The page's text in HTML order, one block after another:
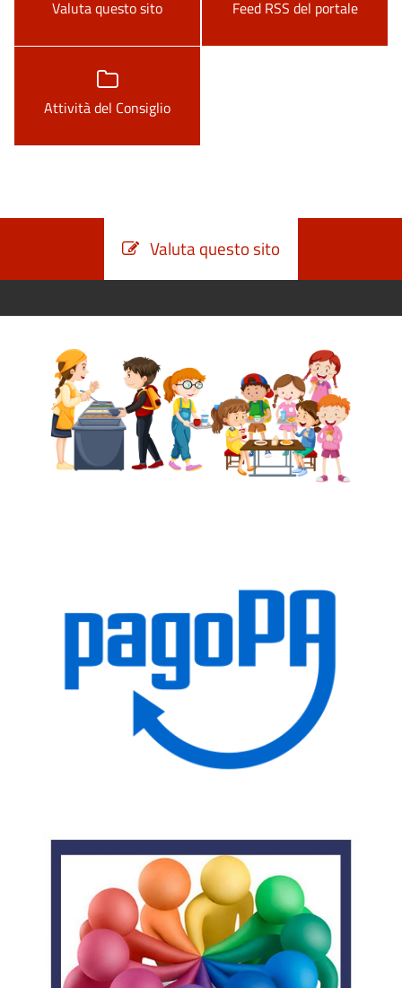
Valuta questo sito Feed RSS del portale
Attività del Consiglio
Valuta questo sito